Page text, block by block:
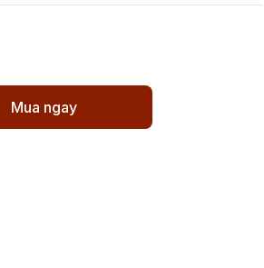
Mua ngay